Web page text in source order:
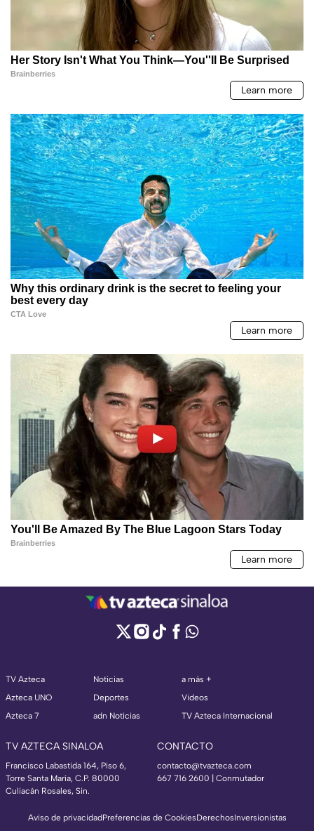
TV Azteca
Azteca UNO
Azteca 7
Noticias
Deportes
adn Noticias
a más +
Videos
TV Azteca Internacional
TV AZTECA SINALOA
Francisco Labastida 164, Piso 6,
Torre Santa María, C.P. 80000
Culiacán Rosales, Sin.
CONTACTO
contacto@tvazteca.com
667 716 2600 | Conmutador
Aviso de privacidadPreferencias de CookiesDerechosInversionistas